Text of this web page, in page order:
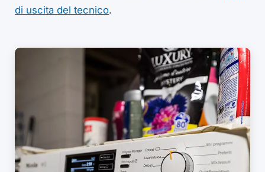
di uscita del tecnico.